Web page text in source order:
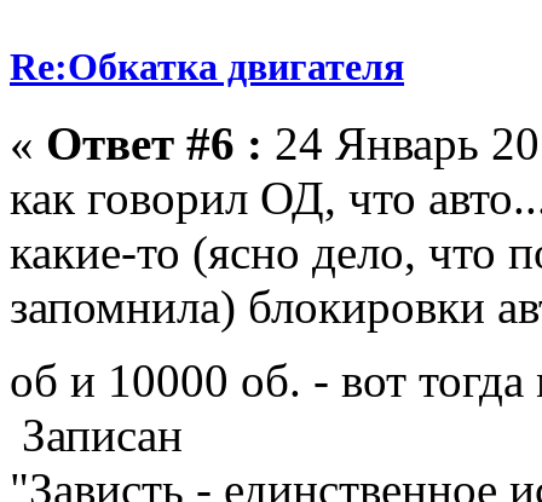
Re:Обкатка двигателя
« Ответ #6 : 24 Январь
как говорил ОД, что
какие-то (ясно дело, что
запомнила) блокировки
об и 10000 об. - вот
Записан
"Зависть - единственное